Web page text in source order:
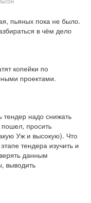
пьяных пока не было.
в чём дело
копейки по
проектами.
тендер надо снижать
пошел, просить
Уж и высокую). Что
тендера изучить и
данным
выводить